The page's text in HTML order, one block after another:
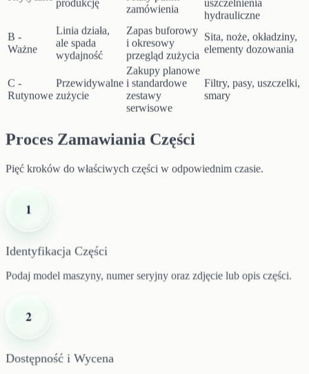
produkcję
zamówienia
uszczelnienia
hydrauliczne
B -
Ważne
Linia działa,
ale spada
wydajność
Zapas buforowy
i okresowy
przegląd zużycia
Sita, noże, okładziny,
elementy dozowania
C -
Rutynowe
Przewidywalne
zużycie
Zakupy planowe
i standardowe
zestawy
serwisowe
Filtry, pasy, uszczelki,
smary
Proces Zamawiania Części
Pięć kroków do właściwych części w odpowiednim czasie.
1
Identyfikacja Części
Podaj model maszyny, numer seryjny oraz zdjęcie lub opis części.
2
Dostępność i Wycena